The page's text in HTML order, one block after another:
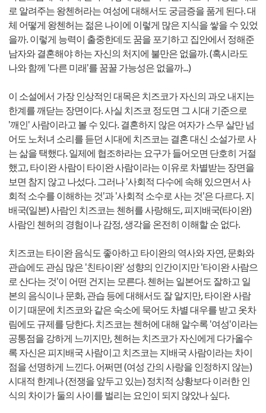
로 알려주는 왕첸허라는 여성에 대해서도 궁금증을 품게 된다. 대
체 어떻게 왕첸허는 젊은 나이에 이렇게 많은 지식을 쌓을 수 있었
을까. 이렇게 능력이 출중한데도 꿈을 포기하고 집안에서 정해준
남자와 결혼해야 하는 자신의 처지에 불만은 없을까. (혹시라도
나와 함께 '다른 미래'를 꿈꿀 가능성은 없을까...)
이 소설에서 가장 인상적인 대목은 치즈코가 자신의 과오 내지는
한계를 깨닫는 장면이다. 사실 치즈코 정도면 그 시대 기준으로
'깨인' 사람이라고 볼 수 있다. 결혼하지 않은 여자가 스무 살만 넘
어도 노처녀 소리를 듣던 시대에 치즈코는 결혼 대신 소설가로 사
는 삶을 택했다. 일제에 협조하라는 요구가 들어오면 단호히 거절
했고, 타이완 사람이 타이완 사람이라는 이유로 차별받는 장면을
보면 참지 않고 나섰다. 그러나 '사회적 다수에 속해 있으면서 사
회적 소수를 이해하는 것'과 '사회적 소수로 사는 것'은 다르다. 지
배국(일본) 사람인 치즈코는 첸허를 사랑해도, 피지배국(타이완)
사람인 첸허의 경험이나 감정, 생각을 온전히 이해할 순 없다.
치즈코는 타이완 음식도 좋아하고 타이완의 역사와 자연, 문화와
관습에도 관심 많은 '친타이완' 성향의 인간이지만 '타이완 사람으
로 산다는 것'이 어떤 건지는 모른다. 첸허는 일본어도 잘하고 일
본의 음식이나 문화, 관습 등에 대해서도 잘 알지만, 타이완 사람
이기 때문에 치즈코와 같은 숙소에 묵어도 차별 대우를 받고 옷차
림에도 규제를 당한다. 치즈코는 첸허에 대해 알수록 '여성'이라는
공통점을 강하게 느끼지만, 첸허는 치즈코가 자신에게 다가올수
록 자신은 피지배국 사람이고 치즈코는 지배국 사람이라는 차이
점을 선명하게 느낀다. 어쩌면 (여성 간의 사랑을 인정하지 않는)
시대적 한계나 (전쟁을 앞두고 있는) 정치적 상황보다 이러한 인
식의 차이가 둘의 사이를 벌리는 요인이 되지 않았나 싶다.